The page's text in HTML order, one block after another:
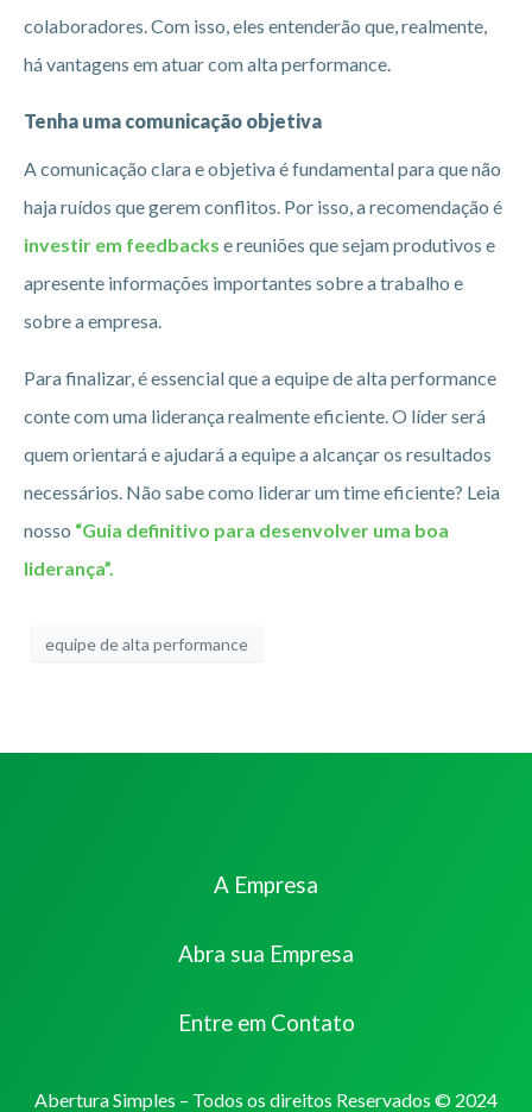
colaboradores. Com isso, eles entenderão que, realmente,
há vantagens em atuar com alta performance.
Tenha uma comunicação objetiva
A comunicação clara e objetiva é fundamental para que não
haja ruídos que gerem conflitos. Por isso, a recomendação é
investir em feedbacks e reuniões que sejam produtivos e
apresente informações importantes sobre a trabalho e
sobre a empresa.
Para finalizar, é essencial que a equipe de alta performance
conte com uma liderança realmente eficiente. O líder será
quem orientará e ajudará a equipe a alcançar os resultados
necessários. Não sabe como liderar um time eficiente? Leia
nosso “Guia definitivo para desenvolver uma boa
liderança”.
equipe de alta performance
A Empresa
Abra sua Empresa
Entre em Contato
Abertura Simples – Todos os direitos Reservados © 2024